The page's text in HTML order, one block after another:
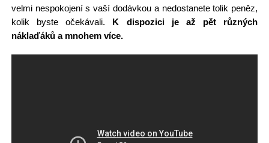
velmi nespokojení s vaší dodávkou a nedostanete tolik peněz,
kolik byste očekávali. K dispozici je až pět různých
náklaďáků a mnohem více.